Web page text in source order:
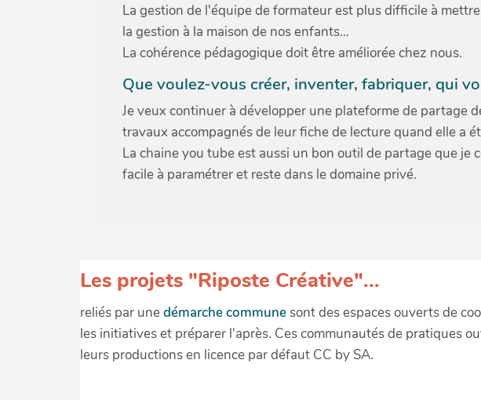
La gestion de l'équipe de formateur est plus difficile à
la gestion à la maison de nos enfants...
La cohérence pédagogique doit être améliorée chez nous.
Que voulez-vous créer, inventer, fabriquer, qui
Je veux continuer à développer une plateforme de partage
travaux accompagnés de leur fiche de lecture quand elle a
La chaine you tube est aussi un bon outil de partage que
facile à paramétrer et reste dans le domaine privé.